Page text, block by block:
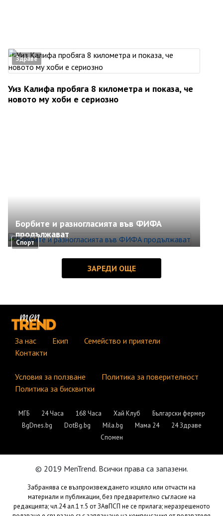
Здраве
Уиз Калифа пробяга 8 километра и показа, че
новото му хоби е сериозно
Спорт
Борбите и разногласията във ФИФА
продължават
За нас Екип
Семейство и приятели
Контакти
Условия за ползване
Политика за поверителност
Политика за бисквитки
МГБ 24 Часа 168 Часа Хай Клуб
Български фермер
BgDnes.bg
DotBg.bg Mila.bg Мама 24
24 Здраве
Спомен
© 2019 MenTrend. Всички права са запазени.
Забранява се възпроизвеждането изцяло или отчасти на
материали и публикации, без предварително съгласие на
редакцията; чл.24 ал.1 т.5 от ЗАвПСП не се прилага; неразрешеното